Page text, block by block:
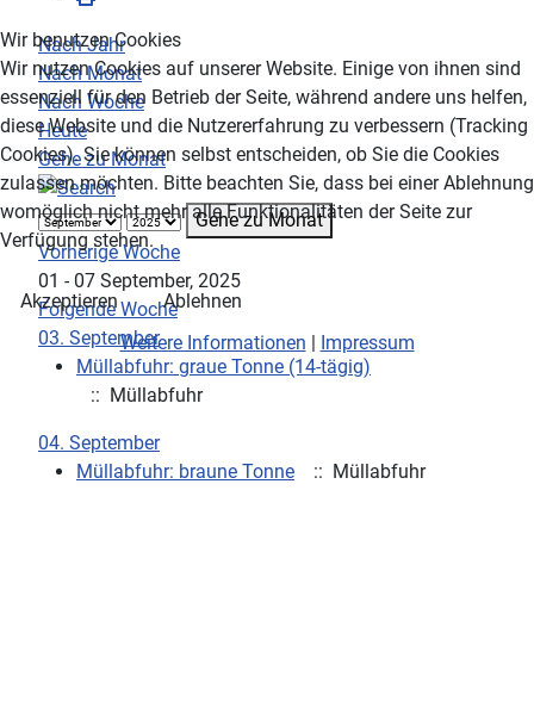
Nach Jahr
Nach Monat
Nach Woche
Heute
Gehe zu Monat
Gehe zu Monat
Vorherige Woche
01 - 07 September, 2025
Folgende Woche
03. September
Müllabfuhr: graue Tonne (14-tägig)
:: Müllabfuhr
04. September
Müllabfuhr: braune Tonne
:: Müllabfuhr
Wir benutzen Cookies
Wir nutzen Cookies auf unserer Website. Einige von ihnen sind
essenziell für den Betrieb der Seite, während andere uns helfen,
diese Website und die Nutzererfahrung zu verbessern (Tracking
Cookies). Sie können selbst entscheiden, ob Sie die Cookies
zulassen möchten. Bitte beachten Sie, dass bei einer Ablehnung
womöglich nicht mehr alle Funktionalitäten der Seite zur
Verfügung stehen.
Akzeptieren
Ablehnen
Weitere Informationen | Impressum